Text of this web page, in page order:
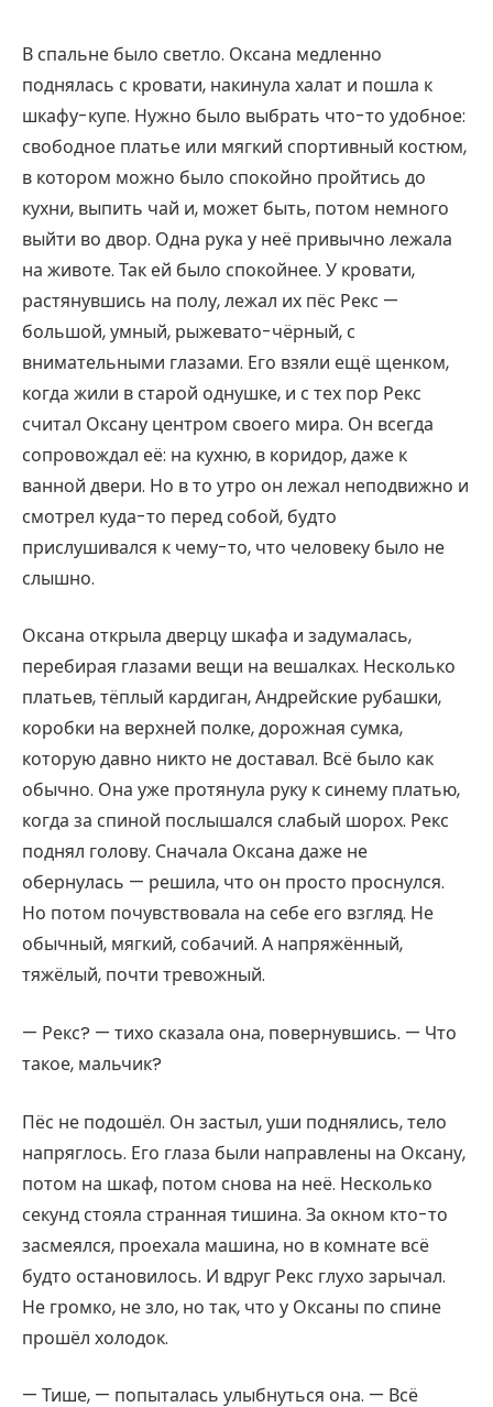
В спальне было светло. Оксана медленно
поднялась с кровати, накинула халат и пошла к
шкафу-купе. Нужно было выбрать что-то удобное:
свободное платье или мягкий спортивный костюм,
в котором можно было спокойно пройтись до
кухни, выпить чай и, может быть, потом немного
выйти во двор. Одна рука у неё привычно лежала
на животе. Так ей было спокойнее. У кровати,
растянувшись на полу, лежал их пёс Рекс —
большой, умный, рыжевато-чёрный, с
внимательными глазами. Его взяли ещё щенком,
когда жили в старой однушке, и с тех пор Рекс
считал Оксану центром своего мира. Он всегда
сопровождал её: на кухню, в коридор, даже к
ванной двери. Но в то утро он лежал неподвижно и
смотрел куда-то перед собой, будто
прислушивался к чему-то, что человеку было не
слышно.
Оксана открыла дверцу шкафа и задумалась,
перебирая глазами вещи на вешалках. Несколько
платьев, тёплый кардиган, Андрейские рубашки,
коробки на верхней полке, дорожная сумка,
которую давно никто не доставал. Всё было как
обычно. Она уже протянула руку к синему платью,
когда за спиной послышался слабый шорох. Рекс
поднял голову. Сначала Оксана даже не
обернулась — решила, что он просто проснулся.
Но потом почувствовала на себе его взгляд. Не
обычный, мягкий, собачий. А напряжённый,
тяжёлый, почти тревожный.
— Рекс? — тихо сказала она, повернувшись. — Что
такое, мальчик?
Пёс не подошёл. Он застыл, уши поднялись, тело
напряглось. Его глаза были направлены на Оксану,
потом на шкаф, потом снова на неё. Несколько
секунд стояла странная тишина. За окном кто-то
засмеялся, проехала машина, но в комнате всё
будто остановилось. И вдруг Рекс глухо зарычал.
Не громко, не зло, но так, что у Оксаны по спине
прошёл холодок.
— Тише, — попыталась улыбнуться она. — Всё